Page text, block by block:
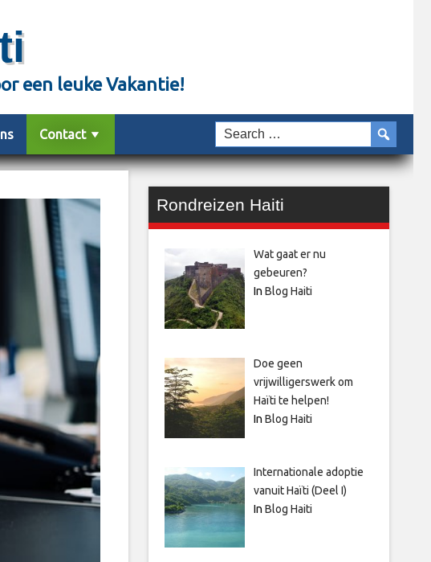
een leuke Vakantie!
Contact
Rondreizen Haiti
Wat gaat er nu
gebeuren?
In Blog Haiti
Doe geen
vrijwilligerswerk om
Haïti te helpen!
In Blog Haiti
Internationale adoptie
vanuit Haïti (Deel I)
In Blog Haiti